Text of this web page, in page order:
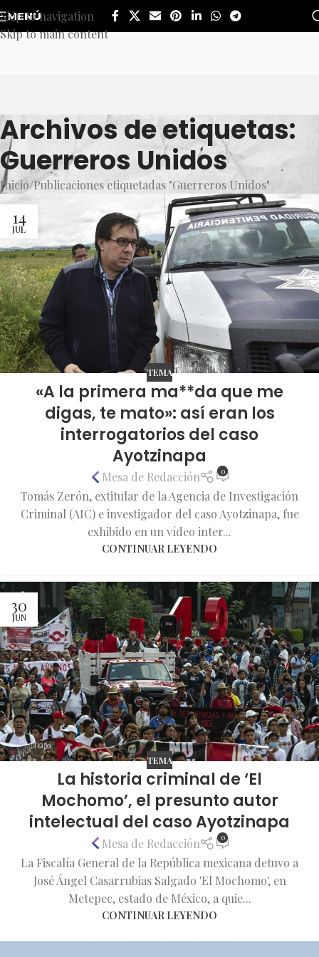
Skip to navigation
Skip to main content
MENÚ
Archivos de etiquetas:
Guerreros Unidos
Inicio Publicaciones etiquetadas "Guerreros Unidos"
14
JUL
TEMA
«A la primera ma**da que me
digas, te mato»: así eran los
interrogatorios del caso
Ayotzinapa
Mesa de Redacción 0
Tomás Zerón, extitular de la Agencia de Investigación
Criminal (AIC) e investigador del caso Ayotzinapa, fue
exhibido en un vídeo inter...
CONTINUAR LEYENDO
30
JUN
TEMA
La historia criminal de ‘El
Mochomo’, el presunto autor
intelectual del caso Ayotzinapa
Mesa de Redacción 0
La Fiscalía General de la República mexicana detuvo a
José Ángel Casarrubias Salgado 'El Mochomo', en
Metepec, estado de México, a quie...
CONTINUAR LEYENDO